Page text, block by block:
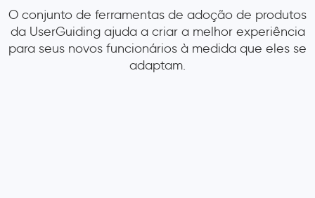
O conjunto de ferramentas de adoção de produtos
da UserGuiding ajuda a criar a melhor experiência
para seus novos funcionários à medida que eles se
adaptam.